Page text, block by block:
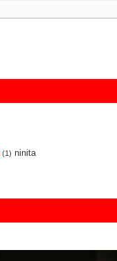
(1) ninita